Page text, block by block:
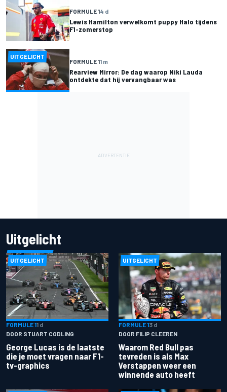
FORMULE 14 d
Lewis Hamilton verwelkomt puppy Halo tijdens
F1-zomerstop
UITGELICHT
FORMULE 11 m
Rearview Mirror: De dag waarop Niki Lauda
ontdekte dat hij vervangbaar was
Uitgelicht
UITGELICHT
FORMULE 11 d
DOOR STUART CODLING
George Lucas is de laatste
die je moet vragen naar F1-
tv-graphics
UITGELICHT
FORMULE 13 d
DOOR FILIP CLEEREN
Waarom Red Bull pas
tevreden is als Max
Verstappen weer een
winnende auto heeft